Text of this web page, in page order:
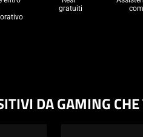
gratuiti
DA GAMING